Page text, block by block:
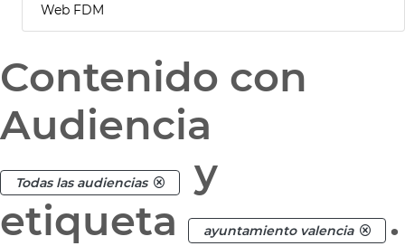
Web FDM
Contenido con
Audiencia
Todas las audiencias
y
etiqueta
ayuntamiento valencia .